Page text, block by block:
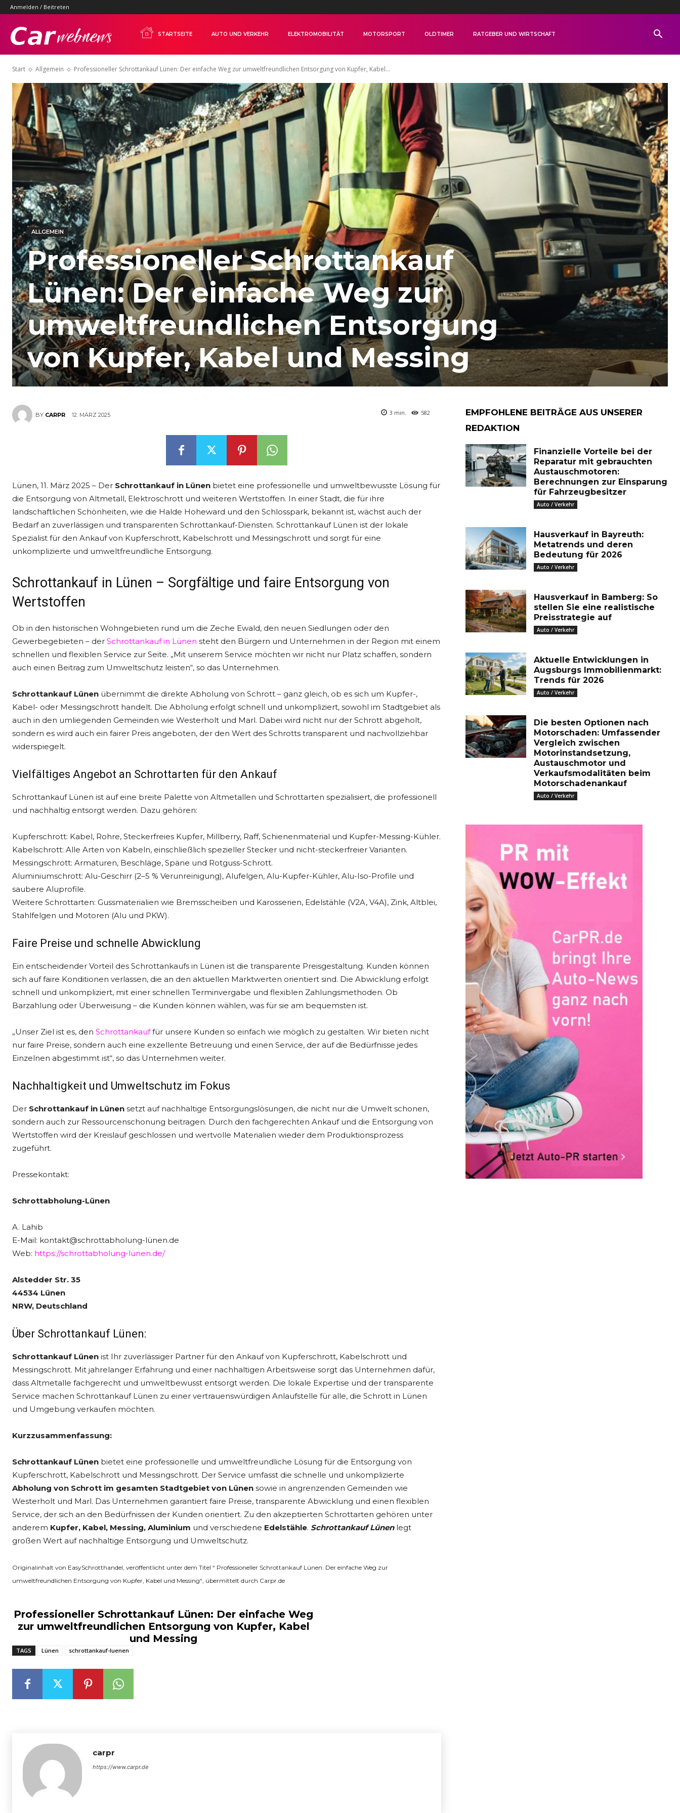
Anmelden / Beitreten
Carwebnews.comSTARTSEITE AUTO UND VERKEHR ELEKTROMOBILITÄT MOTORSPORT OLDTIMER RATGEBER UND WIRTSCHAFT
Start Allgemein Professioneller Schrottankauf Lünen: Der einfache Weg zur umweltfreundlichen Entsorgung von Kupfer, Kabel...
ALLGEMEIN
Professioneller Schrottankauf
Lünen: Der einfache Weg zur
umweltfreundlichen Entsorgung
von Kupfer, Kabel und Messing
BY CARPR 12. MÄRZ 2025 582
3 min.
Lünen, 11. März 2025 – Der Schrottankauf in Lünen bietet eine professionelle und umweltbewusste Lösung für
die Entsorgung von Altmetall, Elektroschrott und weiteren Wertstoffen. In einer Stadt, die für ihre
landschaftlichen Schönheiten, wie die Halde Hoheward und den Schlosspark, bekannt ist, wächst auch der
Bedarf an zuverlässigen und transparenten Schrottankauf-Diensten. Schrottankauf Lünen ist der lokale
Spezialist für den Ankauf von Kupferschrott, Kabelschrott und Messingschrott und sorgt für eine
unkomplizierte und umweltfreundliche Entsorgung.
Schrottankauf in Lünen – Sorgfältige und faire Entsorgung von
Wertstoffen
Ob in den historischen Wohngebieten rund um die Zeche Ewald, den neuen Siedlungen oder den
Gewerbegebieten – der Schrottankauf in Lünen steht den Bürgern und Unternehmen in der Region mit einem
schnellen und flexiblen Service zur Seite. „Mit unserem Service möchten wir nicht nur Platz schaffen, sondern
auch einen Beitrag zum Umweltschutz leisten“, so das Unternehmen.
Schrottankauf Lünen übernimmt die direkte Abholung von Schrott – ganz gleich, ob es sich um Kupfer-,
Kabel- oder Messingschrott handelt. Die Abholung erfolgt schnell und unkompliziert, sowohl im Stadtgebiet als
auch in den umliegenden Gemeinden wie Westerholt und Marl. Dabei wird nicht nur der Schrott abgeholt,
sondern es wird auch ein fairer Preis angeboten, der den Wert des Schrotts transparent und nachvollziehbar
widerspiegelt.
Vielfältiges Angebot an Schrottarten für den Ankauf
Schrottankauf Lünen ist auf eine breite Palette von Altmetallen und Schrottarten spezialisiert, die professionell
und nachhaltig entsorgt werden. Dazu gehören:
Kupferschrott: Kabel, Rohre, Steckerfreies Kupfer, Millberry, Raff, Schienenmaterial und Kupfer-Messing-Kühler.
Kabelschrott: Alle Arten von Kabeln, einschließlich spezieller Stecker und nicht-steckerfreier Varianten.
Messingschrott: Armaturen, Beschläge, Späne und Rotguss-Schrott.
Aluminiumschrott: Alu-Geschirr (2–5 % Verunreinigung), Alufelgen, Alu-Kupfer-Kühler, Alu-Iso-Profile und
saubere Aluprofile.
Weitere Schrottarten: Gussmaterialien wie Bremsscheiben und Karosserien, Edelstähle (V2A, V4A), Zink, Altblei,
Stahlfelgen und Motoren (Alu und PKW).
Faire Preise und schnelle Abwicklung
Ein entscheidender Vorteil des Schrottankaufs in Lünen ist die transparente Preisgestaltung. Kunden können
sich auf faire Konditionen verlassen, die an den aktuellen Marktwerten orientiert sind. Die Abwicklung erfolgt
schnell und unkompliziert, mit einer schnellen Terminvergabe und flexiblen Zahlungsmethoden. Ob
Barzahlung oder Überweisung – die Kunden können wählen, was für sie am bequemsten ist.
„Unser Ziel ist es, den Schrottankauffür unsere Kunden so einfach wie möglich zu gestalten. Wir bieten nicht
nur faire Preise, sondern auch eine exzellente Betreuung und einen Service, der auf die Bedürfnisse jedes
Einzelnen abgestimmt ist“, so das Unternehmen weiter.
Nachhaltigkeit und Umweltschutz im Fokus
Der Schrottankauf in Lünen setzt auf nachhaltige Entsorgungslösungen, die nicht nur die Umwelt schonen,
sondern auch zur Ressourcenschonung beitragen. Durch den fachgerechten Ankauf und die Entsorgung von
Wertstoffen wird der Kreislauf geschlossen und wertvolle Materialien wieder dem Produktionsprozess
zugeführt.
Pressekontakt:
Schrottabholung-Lünen
A. Lahib
E-Mail: kontakt@schrottabholung-lünen.de
Web: https://schrottabholung-lünen.de/
Alstedder Str. 35
44534 Lünen
NRW, Deutschland
Über Schrottankauf Lünen:
Schrottankauf Lünen ist Ihr zuverlässiger Partner für den Ankauf von Kupferschrott, Kabelschrott und
Messingschrott. Mit jahrelanger Erfahrung und einer nachhaltigen Arbeitsweise sorgt das Unternehmen dafür,
dass Altmetalle fachgerecht und umweltbewusst entsorgt werden. Die lokale Expertise und der transparente
Service machen Schrottankauf Lünen zu einer vertrauenswürdigen Anlaufstelle für alle, die Schrott in Lünen
und Umgebung verkaufen möchten.
Kurzzusammenfassung:
Schrottankauf Lünen bietet eine professionelle und umweltfreundliche Lösung für die Entsorgung von
Kupferschrott, Kabelschrott und Messingschrott. Der Service umfasst die schnelle und unkomplizierte
Abholung von Schrott im gesamten Stadtgebiet von Lünen sowie in angrenzenden Gemeinden wie
Westerholt und Marl. Das Unternehmen garantiert faire Preise, transparente Abwicklung und einen flexiblen
Service, der sich an den Bedürfnissen der Kunden orientiert. Zu den akzeptierten Schrottarten gehören unter
anderem Kupfer, Kabel, Messing, Aluminium und verschiedene Edelstähle. Schrottankauf Lünenlegt
großen Wert auf nachhaltige Entsorgung und Umweltschutz.
Originalinhalt von EasySchrotthandel, veröffentlicht unter dem Titel “ Professioneller Schrottankauf Lünen: Der einfache Weg zur
umweltfreundlichen Entsorgung von Kupfer, Kabel und Messing“, übermittelt durch Carpr.de
Professioneller Schrottankauf Lünen: Der einfache Weg
zur umweltfreundlichen Entsorgung von Kupfer, Kabel
und Messing
TAGS Lünen schrottankauf-luenen
carpr
https://www.carpr.de
EMPFOHLENE BEITRÄGE AUS UNSERER
REDAKTION
Finanzielle Vorteile bei der
Reparatur mit gebrauchten
Austauschmotoren:
Berechnungen zur Einsparung
für Fahrzeugbesitzer
Auto / Verkehr
Hausverkauf in Bayreuth:
Metatrends und deren
Bedeutung für 2026
Auto / Verkehr
Hausverkauf in Bamberg: So
stellen Sie eine realistische
Preisstrategie auf
Auto / Verkehr
Aktuelle Entwicklungen in
Augsburgs Immobilienmarkt:
Trends für 2026
Auto / Verkehr
Die besten Optionen nach
Motorschaden: Umfassender
Vergleich zwischen
Motorinstandsetzung,
Austauschmotor und
Verkaufsmodalitäten beim
Motorschadenankauf
Auto / Verkehr